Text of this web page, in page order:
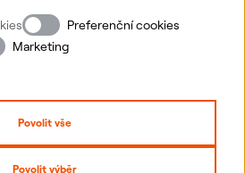
k personalizaci reklam a analytice.
cookies a vašich osobních údajů
Bližší informace o vašich právech,
včetně možnosti odvolání udělených
Preferenční cookies
Marketing
Povolit vše
Povolit výběr
cookies
Přihlásit se
o přístupnosti